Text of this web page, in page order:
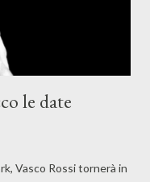
le date
Vasco Rossi tornerà in